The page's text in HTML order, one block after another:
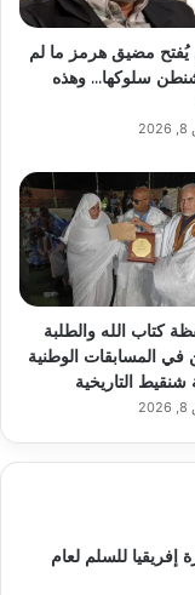
يُفتح مضيق هرمز ما لم
سلوكها… وهذه
كتاب الله والطلبة
في المسابقات الوطنية
التاريخية
إفريقيا للسلم لعام